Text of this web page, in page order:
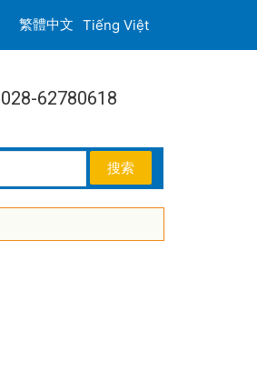
Tiếng Việt
028-62780618